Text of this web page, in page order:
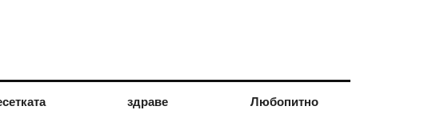
здраве Любопитно